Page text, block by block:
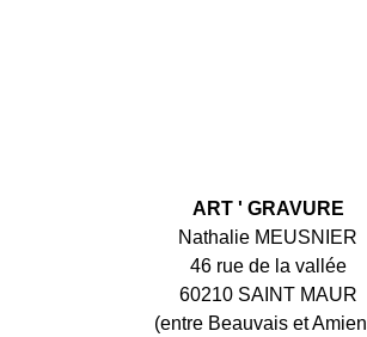
ART ' GRAVURE
Nathalie MEUSNIER
46 rue de la vallée
60210 SAINT MAUR
(entre Beauvais et